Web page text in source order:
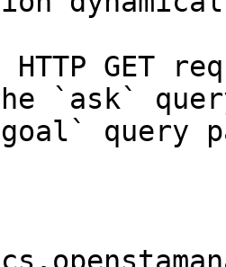
HTTP GET
`ask`
query